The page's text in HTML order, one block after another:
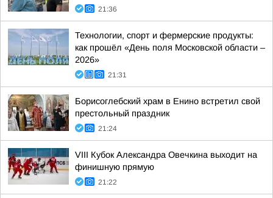
21:36
Технологии, спорт и фермерские продукты:
как прошёл «День поля Московской области –
2026»
21:31
Борисоглебский храм в Енино встретил свой
престольный праздник
21:24
VIII Кубок Александра Овечкина выходит на
финишную прямую
21:22